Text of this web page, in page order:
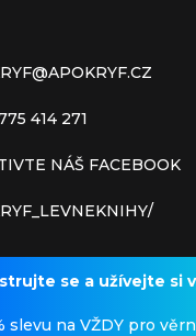
@APOKRYF.CZ
414 271
NÁŠ FACEBOOK
se a užívejte si
slevu na VŽDY pro